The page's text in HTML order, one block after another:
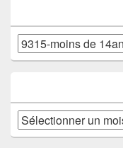
Catégories
Archives